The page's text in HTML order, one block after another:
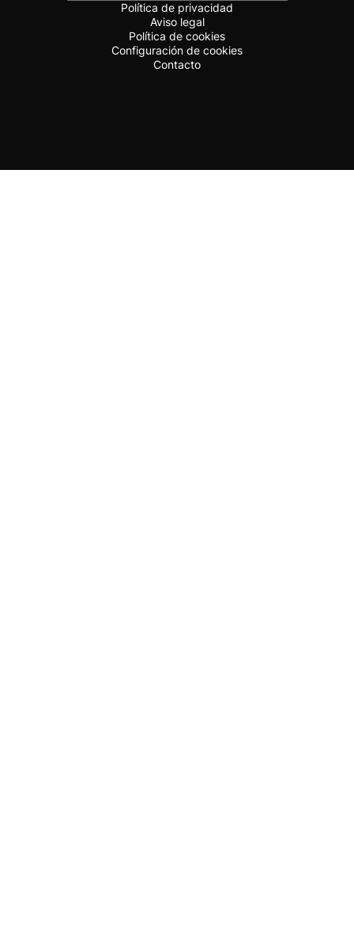
Política de privacidad
Aviso legal
Política de cookies
Configuración de cookies
Contacto